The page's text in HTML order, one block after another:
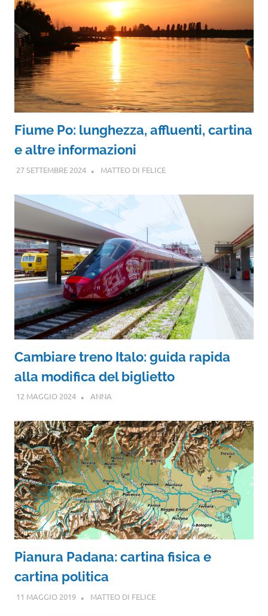
Fiume Po: lunghezza, affluenti, cartina
e altre informazioni
27 SETTEMBRE 2024 MATTEO DI FELICE
Cambiare treno Italo: guida rapida
alla modifica del biglietto
12 MAGGIO 2024 ANNA
Pianura Padana: cartina fisica e
cartina politica
11 MAGGIO 2019 MATTEO DI FELICE